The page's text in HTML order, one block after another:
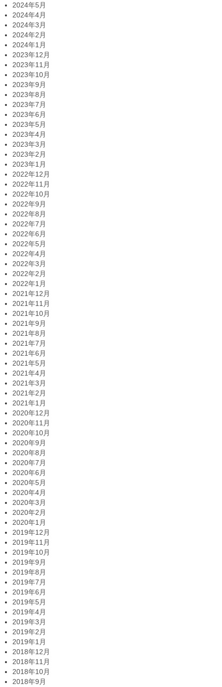
2024年5月
2024年4月
2024年3月
2024年2月
2024年1月
2023年12月
2023年11月
2023年10月
2023年9月
2023年8月
2023年7月
2023年6月
2023年5月
2023年4月
2023年3月
2023年2月
2023年1月
2022年12月
2022年11月
2022年10月
2022年9月
2022年8月
2022年7月
2022年6月
2022年5月
2022年4月
2022年3月
2022年2月
2022年1月
2021年12月
2021年11月
2021年10月
2021年9月
2021年8月
2021年7月
2021年6月
2021年5月
2021年4月
2021年3月
2021年2月
2021年1月
2020年12月
2020年11月
2020年10月
2020年9月
2020年8月
2020年7月
2020年6月
2020年5月
2020年4月
2020年3月
2020年2月
2020年1月
2019年12月
2019年11月
2019年10月
2019年9月
2019年8月
2019年7月
2019年6月
2019年5月
2019年4月
2019年3月
2019年2月
2019年1月
2018年12月
2018年11月
2018年10月
2018年9月